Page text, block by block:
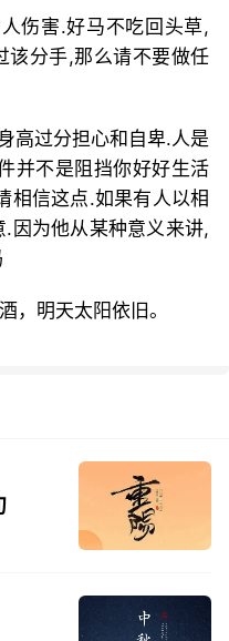
伤害.好马不吃回头草,
该分手,那么请不要做任
高过分担心和自卑.人是
并不是阻挡你好好生活
相信这点.如果有人以相
因为他从某种意义来讲,
，明天太阳依旧。